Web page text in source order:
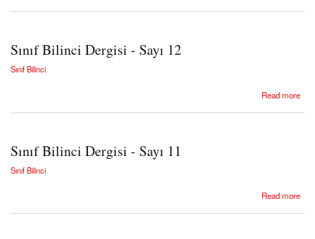
Sınıf Bilinci Dergisi - Sayı 12
Sınıf Bilinci
Read more
Sınıf Bilinci Dergisi - Sayı 11
Sınıf Bilinci
Read more